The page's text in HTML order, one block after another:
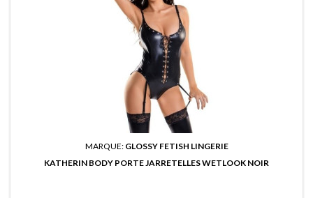
MARQUE: GLOSSY FETISH LINGERIE
KATHERIN BODY PORTE JARRETELLES WETLOOK NOIR